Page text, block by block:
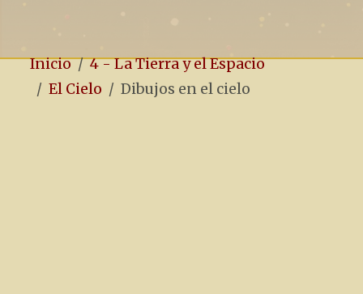
Inicio
4 - La Tierra y el Espacio
El Cielo
Dibujos en el cielo